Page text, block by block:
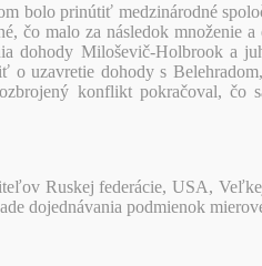
prinútiť medzinárodné
čo malo za následok
Miloševič-Holbrook a
uzavretie dohody s
konflikt pokračoval, čo
Ruskej federácie, USA,
dojednávania podmienok